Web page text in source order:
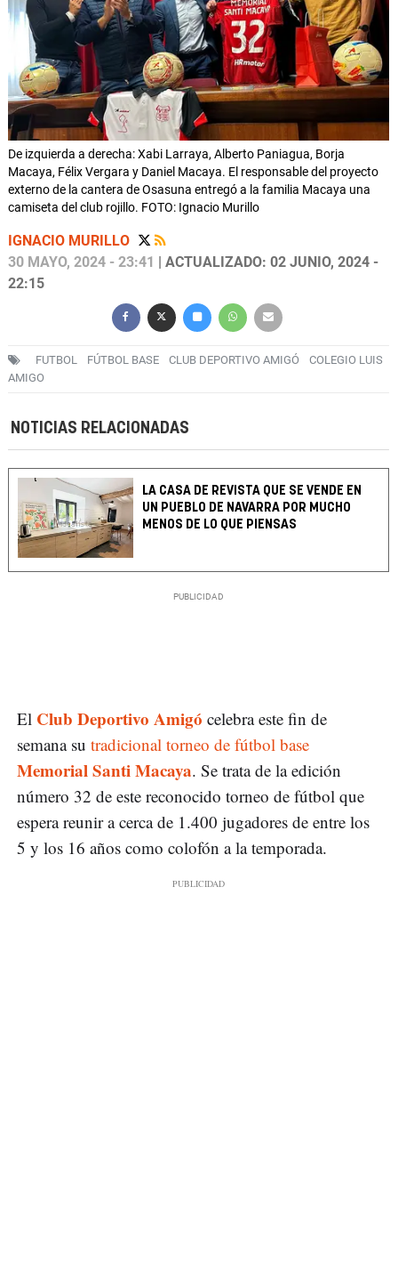
De izquierda a derecha: Xabi Larraya, Alberto Paniagua, Borja
Macaya, Félix Vergara y Daniel Macaya. El responsable del proyecto
externo de la cantera de Osasuna entregó a la familia Macaya una
camiseta del club rojillo. FOTO: Ignacio Murillo
IGNACIO MURILLO
30 MAYO, 2024 - 23:41
| ACTUALIZADO: 02 JUNIO, 2024 -
22:15
FUTBOL FÚTBOL BASE CLUB DEPORTIVO AMIGÓ
COLEGIO LUIS
AMIGO
NOTICIAS RELACIONADAS
LA CASA DE REVISTA QUE SE VENDE EN
UN PUEBLO DE NAVARRA POR MUCHO
MENOS DE LO QUE PIENSAS
El Club Deportivo Amigó celebra este fin de
semana su tradicional torneo de fútbol base
Memorial Santi Macaya. Se trata de la edición
número 32 de este reconocido torneo de fútbol que
espera reunir a cerca de 1.400 jugadores de entre los
5 y los 16 años como colofón a la temporada.